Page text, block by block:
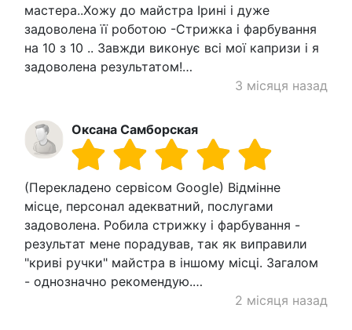
мастера..Хожу до майстра Ірині і дуже
задоволена її роботою -Стрижка і фарбування
на 10 з 10 .. Завжди виконує всі мої капризи і я
задоволена результатом!…
3 місяця назад
Оксана Самборская
(Перекладено сервісом Google) Відмінне
місце, персонал адекватний, послугами
задоволена. Робила стрижку і фарбування -
результат мене порадував, так як виправили
"криві ручки" майстра в іншому місці. Загалом
- однозначно рекомендую.…
2 місяця назад